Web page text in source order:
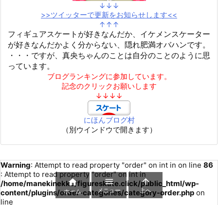
↓↓↓
>>ツイッターで更新をお知らせします<<
↑↑↑
フィギュアスケートが好きなんだか、イケメンスケーター
が好きなんだかよく分からない、隠れ肥満オバハンです。
・・・ですが、真央ちゃんのことは自分のことのように思
っています。
ブログランキングに参加しています。
記念のクリックお願いします
↓↓↓↓
にほんブログ村
（別ウインドウで開きます）
Warning: Attempt to read property "order" on int in on line 86
: Attempt to read property "order" on int in
/home/manekinekko/figureskate.click/public_html/wp-
content/plugins/order-categories/category-order.php on
line

ホーム

メニュー

上へ